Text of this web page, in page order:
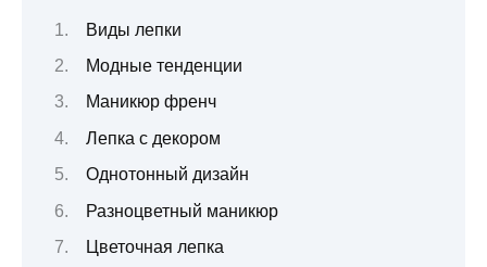
Виды лепки
Модные тенденции
Маникюр френч
Лепка с декором
Однотонный дизайн
Разноцветный маникюр
Цветочная лепка